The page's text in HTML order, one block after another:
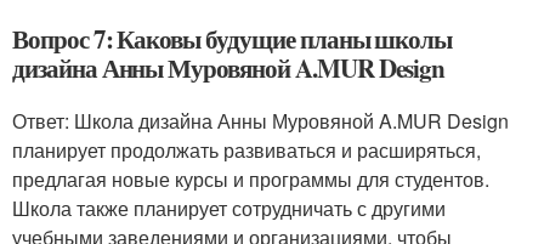
Вопрос 7: Каковы будущие планы школы
дизайна Анны Муровяной A.MUR Design
Ответ: Школа дизайна Анны Муровяной A.MUR Design
планирует продолжать развиваться и расширяться,
предлагая новые курсы и программы для студентов.
Школа также планирует сотрудничать с другими
учебными заведениями и организациями, чтобы